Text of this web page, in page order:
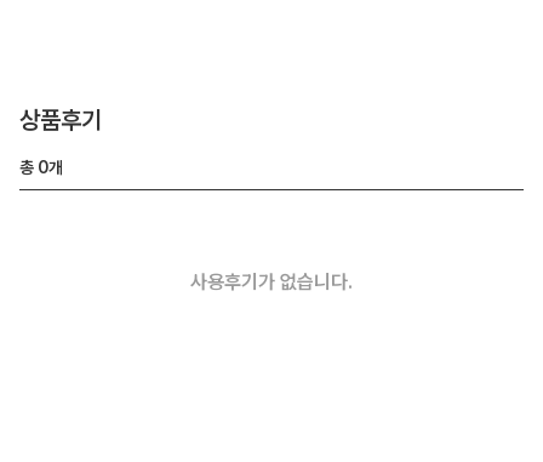
상품후기
총 0개
사용후기가 없습니다.